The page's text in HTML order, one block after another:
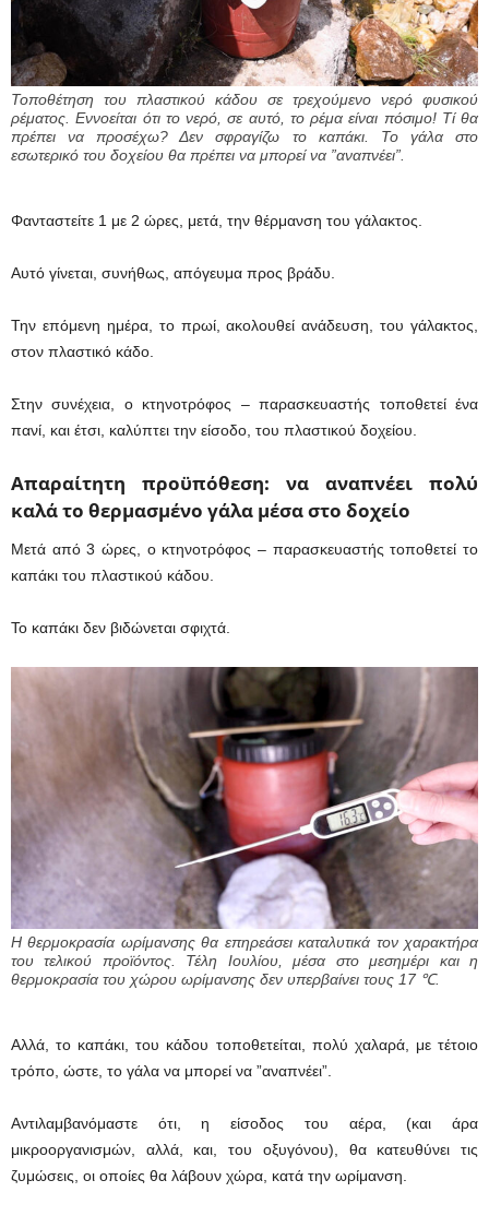
Τοποθέτηση του πλαστικού κάδου σε τρεχούμενο νερό φυσικού
ρέματος. Εννοείται ότι το νερό, σε αυτό, το ρέμα είναι πόσιμο! Τί θα
πρέπει να προσέχω? Δεν σφραγίζω το καπάκι. Το γάλα στο
εσωτερικό του δοχείου θα πρέπει να μπορεί να ”αναπνέει”.
Φανταστείτε 1 με 2 ώρες, μετά, την θέρμανση του γάλακτος.
Αυτό γίνεται, συνήθως, απόγευμα προς βράδυ.
Την επόμενη ημέρα, το πρωί, ακολουθεί ανάδευση, του γάλακτος,
στον πλαστικό κάδο.
Στην συνέχεια, ο κτηνοτρόφος – παρασκευαστής τοποθετεί ένα
πανί, και έτσι, καλύπτει την είσοδο, του πλαστικού δοχείου.
Απαραίτητη προϋπόθεση: να αναπνέει πολύ
καλά το θερμασμένο γάλα μέσα στο δοχείο
Μετά από 3 ώρες, ο κτηνοτρόφος – παρασκευαστής τοποθετεί το
καπάκι του πλαστικού κάδου.
Το καπάκι δεν βιδώνεται σφιχτά.
Η θερμοκρασία ωρίμανσης θα επηρεάσει καταλυτικά τον χαρακτήρα
του τελικού προϊόντος. Τέλη Ιουλίου, μέσα στο μεσημέρι και η
θερμοκρασία του χώρου ωρίμανσης δεν υπερβαίνει τους 17 ℃.
Αλλά, το καπάκι, του κάδου τοποθετείται, πολύ χαλαρά, με τέτοιο
τρόπο, ώστε, το γάλα να μπορεί να ”αναπνέει”.
Αντιλαμβανόμαστε ότι, η είσοδος του αέρα, (και άρα
μικροοργανισμών, αλλά, και, του οξυγόνου), θα κατευθύνει τις
ζυμώσεις, οι οποίες θα λάβουν χώρα, κατά την ωρίμανση.